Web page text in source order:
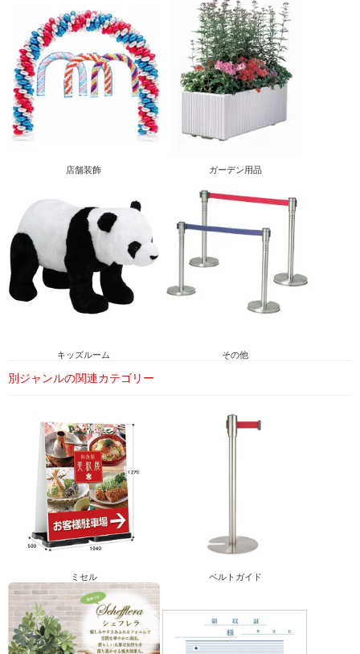
店舗装飾 ガーデン用品
キッズルーム その他
別ジャンルの関連カテゴリー
ミセル ベルトガイド